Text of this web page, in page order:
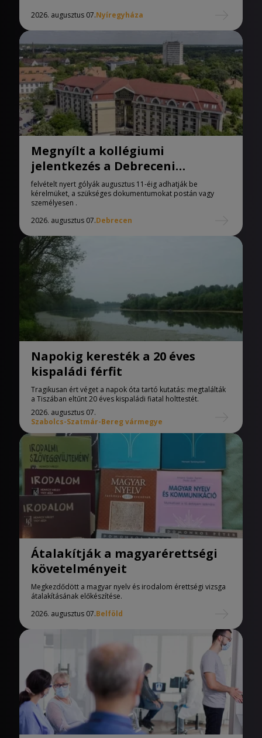
2026. augusztus 07.Nyíregyháza
Megnyílt a kollégiumi
jelentkezés a Debreceni
Egyetemen
felvételt nyert gólyák augusztus 11-éig adhatják be
kérelmüket, a szükséges dokumentumokat postán vagy
személyesen .
2026. augusztus 07.Debrecen
Napokig keresték a 20 éves
kispaládi férfit
Tragikusan ért véget a napok óta tartó kutatás: megtalálták
a Tiszában eltűnt 20 éves kispaládi fiatal holttestét.
2026. augusztus 07.
Szabolcs-Szatmár-Bereg vármegye
Átalakítják a magyarérettségi
követelményeit
Megkezdődött a magyar nyelv és irodalom érettségi vizsga
átalakításának előkészítése.
2026. augusztus 07.Belföld